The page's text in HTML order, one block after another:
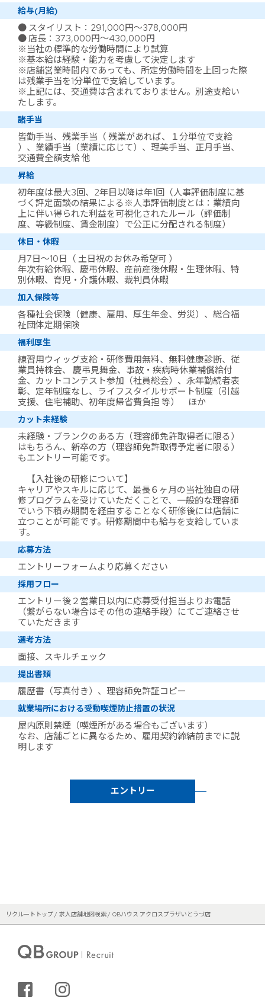
給与(月給)
● スタイリスト：291,000円～378,000円
● 店長：373,000円～430,000円
※当社の標準的な労働時間により試算
※基本給は経験・能力を考慮して決定します
※店舗営業時間内であっても、所定労働時間を上回った際
は残業手当を1分単位で支給しています。
※上記には、交通費は含まれておりません。別途支給い
たします。
諸手当
皆勤手当、残業手当（ 残業があれば、１分単位で支給
）、業績手当（業績に応じて）、理美手当、正月手当、
交通費全額支給 他
昇給
初年度は最大3回、2年目以降は年1回（人事評価制度に基
づく評定面談の結果による※人事評価制度とは：業績向
上に伴い得られた利益を可視化されたルール（評価制
度、等級制度、賃金制度）で公正に分配される制度）
休日・休暇
月7日～10日（ 土日祝のお休み希望可 ）
年次有給休暇、慶弔休暇、産前産後休暇・生理休暇、特
別休暇、育児・介護休暇、裁判員休暇
加入保険等
各種社会保険（健康、雇用、厚生年金、労災）、総合福
祉団体定期保険
福利厚生
練習用ウィッグ支給・研修費用無料、無料健康診断、従
業員持株会、 慶弔見舞金、事故・疾病時休業補償給付
金、カットコンテスト参加（社員総会）、永年勤続者表
彰、定年制度なし、ライフスタイルサポート制度（引越
支援、住宅補助、初年度帰省費負担 等） ほか
カット未経験
未経験・ブランクのある方（理容師免許取得者に限る）
はもちろん、新卒の方（理容師免許取得予定者に限る）
もエントリー可能です。
【入社後の研修について】
キャリアやスキルに応じて、最長６ヶ月の当社独自の研
修プログラムを受けていただくことで、一般的な理容師
でいう下積み期間を経由することなく研修後には店舗に
立つことが可能です。研修期間中も給与を支給していま
す。
応募方法
エントリーフォームより応募ください
採用フロー
エントリー後２営業日以内に応募受付担当よりお電話
（繋がらない場合はその他の連絡手段）にてご連絡させ
ていただきます
選考方法
面接、スキルチェック
提出書類
履歴書（写真付き）、理容師免許証コピー
就業場所における受動喫煙防止措置の状況
屋内原則禁煙（喫煙所がある場合もございます）
なお、店舗ごとに異なるため、雇用契約締結前までに説
明します
エントリー
リクルートトップ 求人店舗地図検索 QBハウス アクロスプラザいとうづ店
シェアする